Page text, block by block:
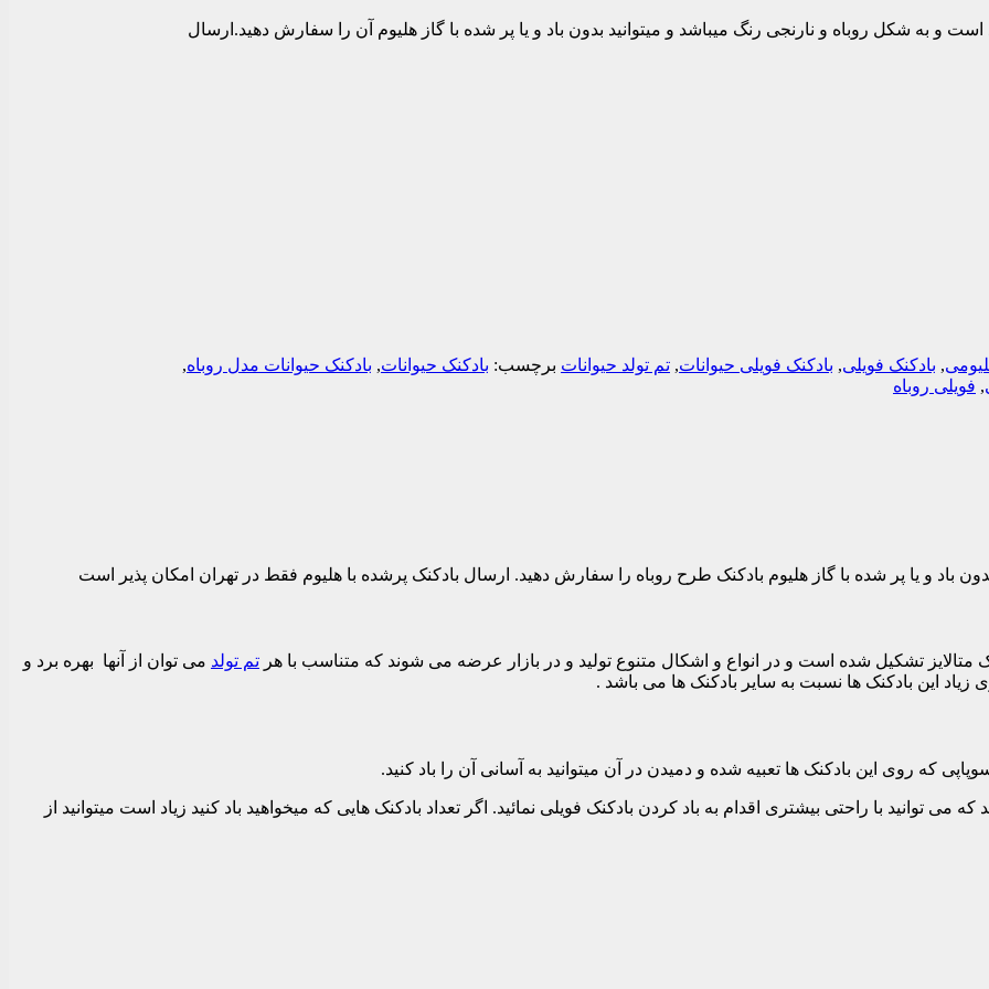
و به شکل روباه و نارنجی رنگ میباشد و میتوانید بدون باد و یا پر شده با گاز هلیوم آن را سفارش دهید.ارسال
, بادکنک فویلی, بادکنک فویلی حیوانات, تم تولد حیوانات برچسب: بادکنک حیوانات, بادکنک حیوانات مدل روباه,
, فویلی روباه
باد و یا پر شده با گاز هلیوم بادکنک طرح روباه را سفارش دهید. ارسال بادکنک پرشده با هلیوم فقط در تهران امکان پذیر است
تشکیل شده است و در انواع و اشکال متنوع تولید و در بازار عرضه می شوند که متناسب با هر تم تولد می توان از آنها بهره برد و
زیاد این بادکنک ها نسبت به سایر بادکنک ها می باشد .
که روی این بادکنک ها تعبیه شده و دمیدن در آن میتوانید به آسانی آن را باد کنید.
توانید با راحتی بیشتری اقدام به باد کردن بادکنک فویلی نمائید. اگر تعداد بادکنک هایی که میخواهید باد کنید زیاد است میتوانید از